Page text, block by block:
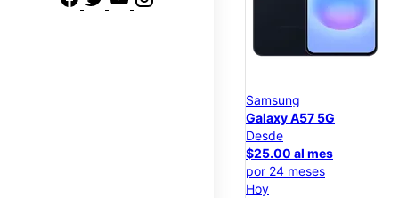
Samsung
Galaxy A57 5G
Desde
$25.00 al mes
por 24 meses
Hoy